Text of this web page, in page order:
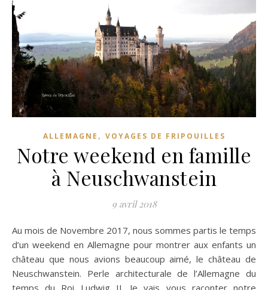
ALLEMAGNE , VOYAGES DE FRIPOUILLES
Notre weekend en famille
à Neuschwanstein
9 avril 2018
Au mois de Novembre 2017, nous sommes partis le temps
d’un weekend en Allemagne pour montrer aux enfants un
château que nous avions beaucoup aimé, le château de
Neuschwanstein. Perle architecturale de l’Allemagne du